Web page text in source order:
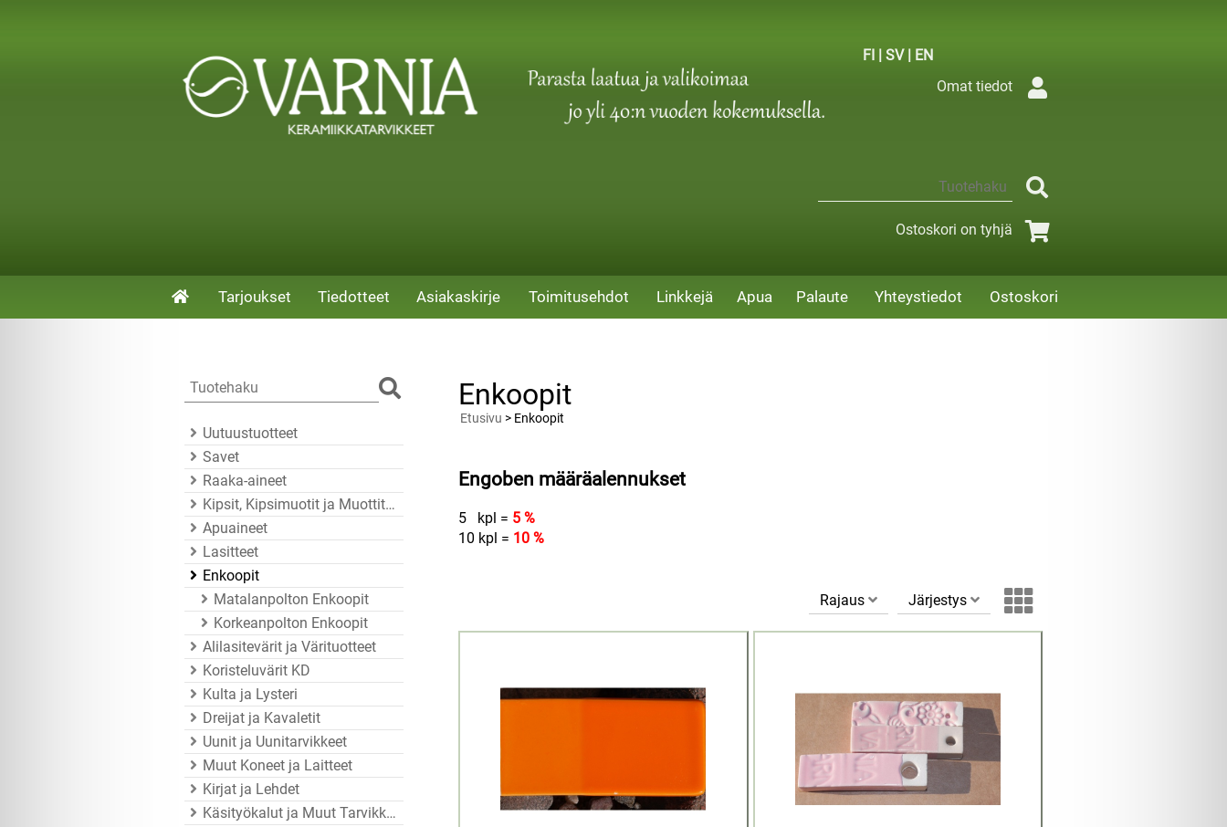
FI | SV| EN
Omat tiedot
Ostoskori on tyhjä
Tarjoukset Tiedotteet Asiakaskirje Toimitusehdot Linkkejä Apua Palaute Yhteystiedot Ostoskori
Uutuustuotteet
Savet
Raaka-aineet
Kipsit, Kipsimuotit ja Muottitarvikkeet
Apuaineet
Lasitteet
Enkoopit
Matalanpolton Enkoopit
Korkeanpolton Enkoopit
Alilasitevärit ja Värituotteet
Koristeluvärit KD
Kulta ja Lysteri
Dreijat ja Kavaletit
Uunit ja Uunitarvikkeet
Muut Koneet ja Laitteet
Kirjat ja Lehdet
Käsityökalut ja Muut Tarvikkeet
Enkoopit
Etusivu > Enkoopit
Engoben määräalennukset
5 kpl = 5 %
10 kpl = 10 %
Rajaus Järjestys